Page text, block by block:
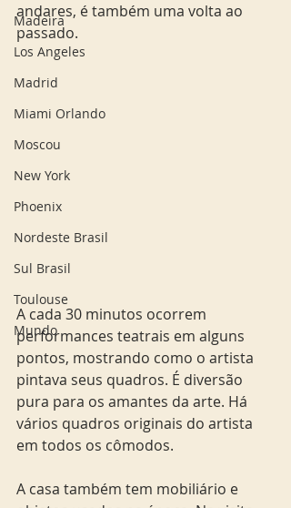
Madeira
Los Angeles
Madrid
Miami Orlando
Moscou
New York
Phoenix
Nordeste Brasil
Sul Brasil
Toulouse
Mundo
andares, é também uma volta ao
passado.
A cada 30 minutos ocorrem
performances teatrais em alguns
pontos, mostrando como o artista
pintava seus quadros. É diversão
pura para os amantes da arte. Há
vários quadros originais do artista
em todos os cômodos.
A casa também tem mobiliário e